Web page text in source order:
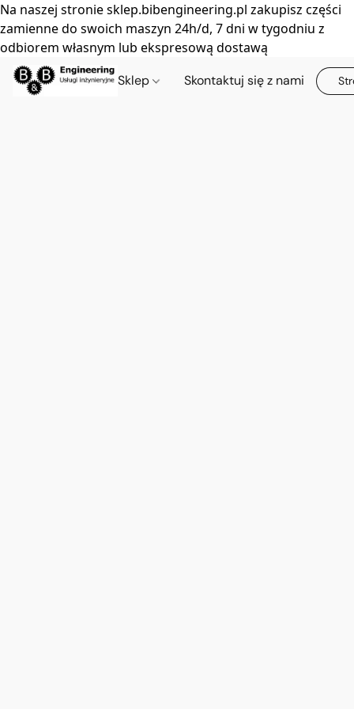
Na naszej stronie sklep.bibengineering.pl zakupisz części
zamienne do swoich maszyn 24h/d, 7 dni w tygodniu z
odbiorem własnym lub ekspresową dostawą
Sklep Skontaktuj się z nami